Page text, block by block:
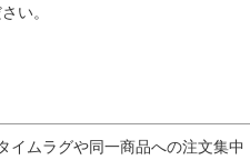
い。
イムラグや同一商品への注文集中